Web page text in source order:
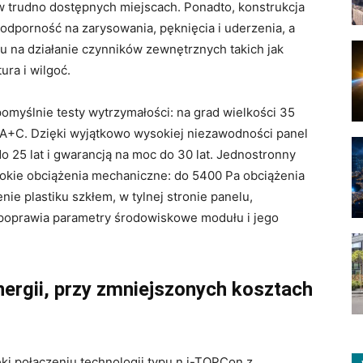
trudno dostępnych miejscach. Ponadto, konstrukcja
na zarysowania, pęknięcia i uderzenia, a
na działanie czynników zewnętrznych takich jak
i wilgoć.
testy wytrzymałości: na grad wielkości 35
Dzięki wyjątkowo wysokiej niezawodności panel
25 lat i gwarancją na moc do 30 lat. Jednostronny
obciążenia mechaniczne: do 5400 Pa obciążenia
plastiku szkłem, w tylnej stronie panelu,
parametry środowiskowe modułu i jego
przy zmniejszonych kosztach